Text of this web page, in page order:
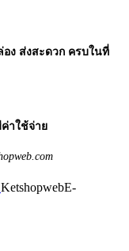
ง ส่งสะดวก ครบในที่
าใช้จ่าย
KetshopwebE-